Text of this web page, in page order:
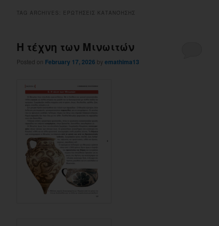
TAG ARCHIVES: ΕΡΩΤΉΣΕΙΣ ΚΑΤΑΝΌΗΣΗΣ
Η τέχνη των Μινωιτών
Posted on February 17, 2026 byemathima13